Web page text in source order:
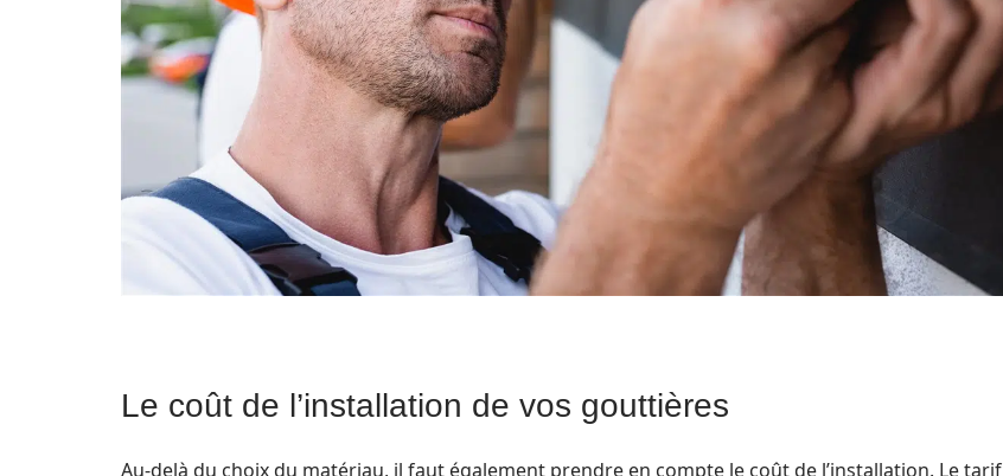
Le coût de l’installation de vos gouttières
Au-delà du choix du matériau, il faut également prendre en compte le coût de l’installation. Le tarif